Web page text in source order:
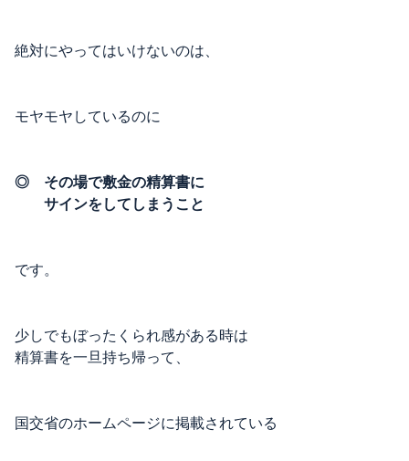
絶対にやってはいけないのは、
モヤモヤしているのに
◎ その場で敷金の精算書に
サインをしてしまうこと
です。
少しでもぼったくられ感がある時は
精算書を一旦持ち帰って、
国交省のホームページに掲載されている